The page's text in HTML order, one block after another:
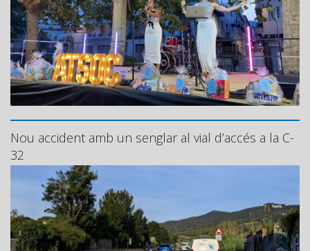
Nou accident amb un senglar al vial d’accés a la C-
32